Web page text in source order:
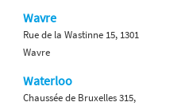
Wavre
Rue de la Wastinne 15, 1301
Wavre
Waterloo
Chaussée de Bruxelles 315,